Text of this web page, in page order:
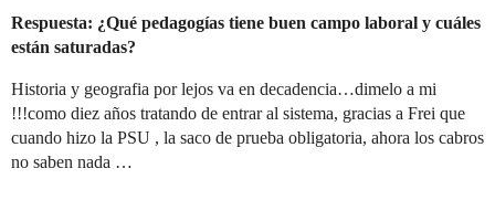
Respuesta: ¿Qué pedagogías tiene buen campo laboral y cuáles
están saturadas?
Historia y geografia por lejos va en decadencia…dimelo a mi
!!!como diez años tratando de entrar al sistema, gracias a Frei que
cuando hizo la PSU , la saco de prueba obligatoria, ahora los cabros
no saben nada …